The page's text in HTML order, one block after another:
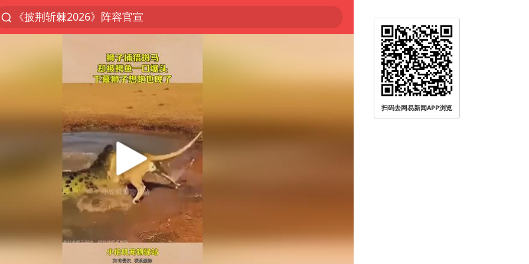
《披荆斩棘2026》阵容官宣
杭州机场已取消航班388架次
浙江省委书记：该停下的坚决停下来
中国籍豪华游艇富商之子在泰国被杀
白海豚北上或致京津冀暴雨
广西公开征集涉黑涉恶犯罪线索
看完所有石窟需2000元？景区回应
上海中心千吨“镇楼神器”摆动明显
新疆一婚礼线上邀请引热议
世界第1特鲁姆普斯诺克中国赛一轮游
扫码去网易新闻APP浏览